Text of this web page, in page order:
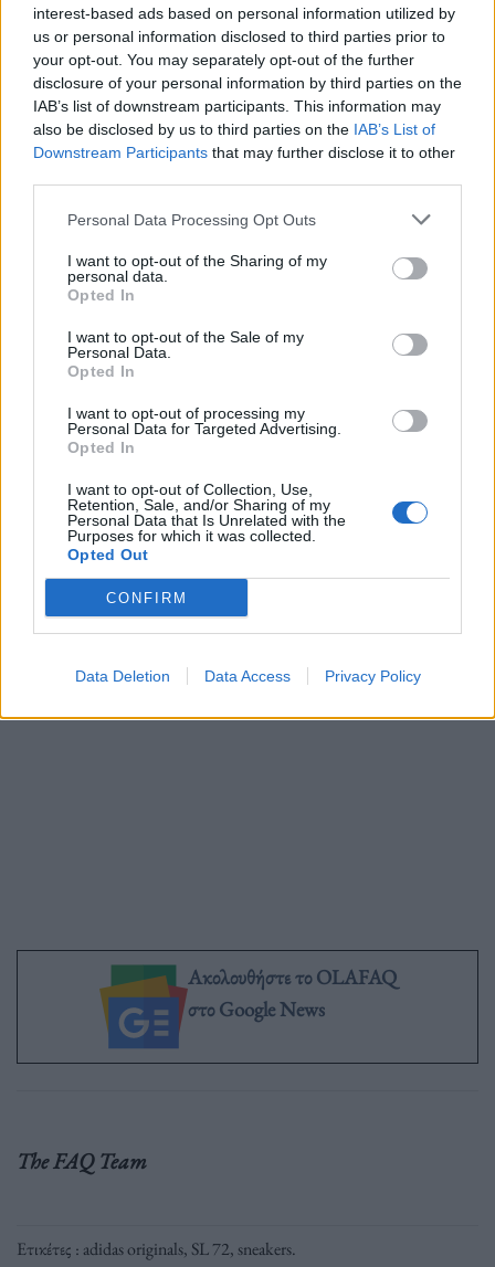
interest-based ads based on personal information utilized by
us or personal information disclosed to third parties prior to
your opt-out. You may separately opt-out of the further
disclosure of your personal information by third parties on the
IAB’s list of downstream participants. This information may
also be disclosed by us to third parties on the IAB’s List of
Downstream Participants that may further disclose it to other
Personal Data Processing Opt Outs
I want to opt-out of the Sharing of my
personal data.
Opted In
I want to opt-out of the Sale of my
Personal Data.
Opted In
I want to opt-out of processing my
Personal Data for Targeted Advertising.
Opted In
I want to opt-out of Collection, Use,
Retention, Sale, and/or Sharing of my
Personal Data that Is Unrelated with the
Purposes for which it was collected.
Opted Out
CONFIRM
Data Deletion Data Access Privacy Policy
Πηγή: ΔΤ
Ακολουθήστε το OLAFAQ
στο Google News
The FAQ Team
Ετικέτες : adidas originals, SL 72, sneakers.